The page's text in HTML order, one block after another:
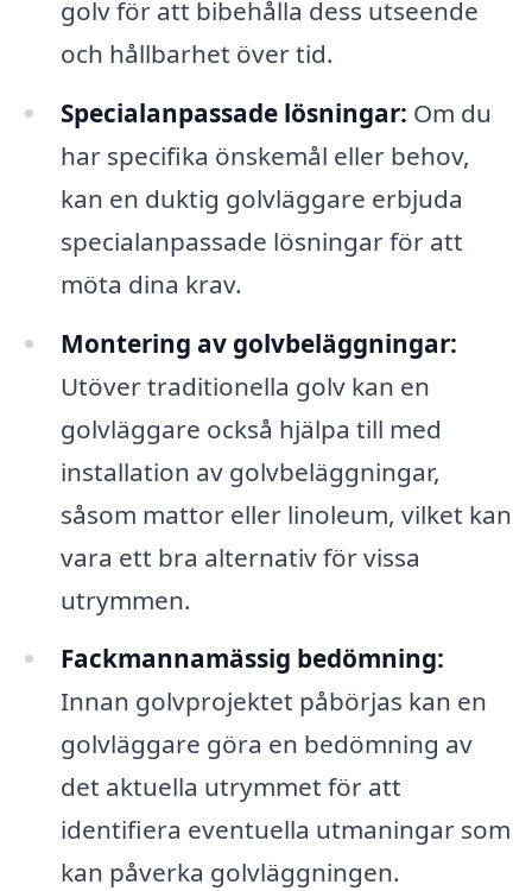
golv för att bibehålla dess utseende
och hållbarhet över tid.
Specialanpassade lösningar: Om du
har specifika önskemål eller behov,
kan en duktig golvläggare erbjuda
specialanpassade lösningar för att
möta dina krav.
Montering av golvbeläggningar:
Utöver traditionella golv kan en
golvläggare också hjälpa till med
installation av golvbeläggningar,
såsom mattor eller linoleum, vilket kan
vara ett bra alternativ för vissa
utrymmen.
Fackmannamässig bedömning:
Innan golvprojektet påbörjas kan en
golvläggare göra en bedömning av
det aktuella utrymmet för att
identifiera eventuella utmaningar som
kan påverka golvläggningen.